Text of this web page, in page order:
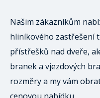
Našim zákazníkům
hliníkového zastřešení
přístřešků nad dveře,
branek a vjezdových
rozměry a my vám